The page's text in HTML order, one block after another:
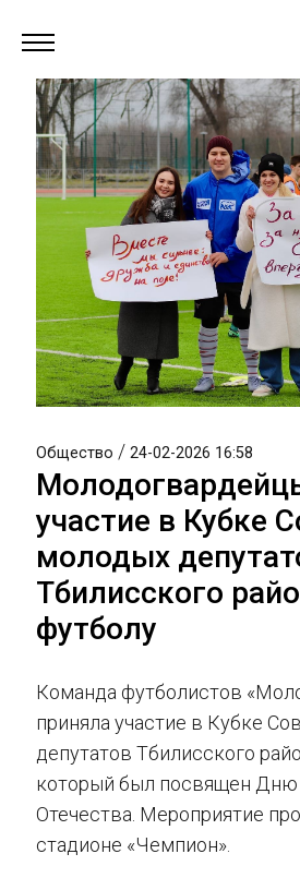
Общество / 24-02-2026 16:58
участие в Кубке
молодых
Тбилисского
футболу
Команда футболистов
приняла участие в Кубке
депутатов Тбилисского
который был посвящен Дню
Отечества. Мероприятие
стадионе «Чемпион».